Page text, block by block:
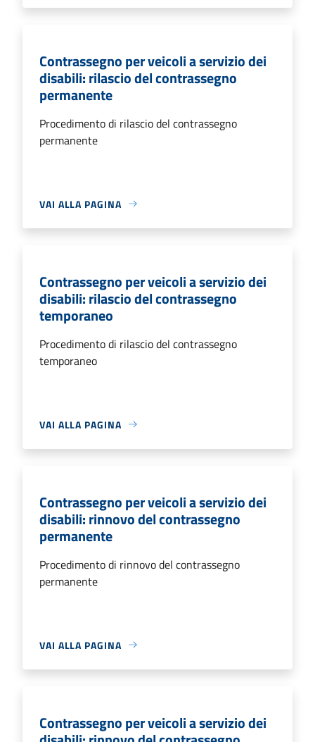
Contrassegno per veicoli a servizio dei
disabili: rilascio del contrassegno
permanente
Procedimento di rilascio del contrassegno
permanente
VAI ALLA PAGINA
Contrassegno per veicoli a servizio dei
disabili: rilascio del contrassegno
temporaneo
Procedimento di rilascio del contrassegno
temporaneo
VAI ALLA PAGINA
Contrassegno per veicoli a servizio dei
disabili: rinnovo del contrassegno
permanente
Procedimento di rinnovo del contrassegno
permanente
VAI ALLA PAGINA
Contrassegno per veicoli a servizio dei